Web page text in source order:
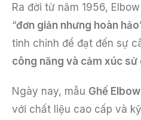
Ra đời từ năm 1956,
“đơn giản nhưng hoàn hảo
tinh chỉnh để đạt đến sự
công năng và cảm xúc sử
Ngày nay, mẫu Ghế
với chất liệu cao cấp và